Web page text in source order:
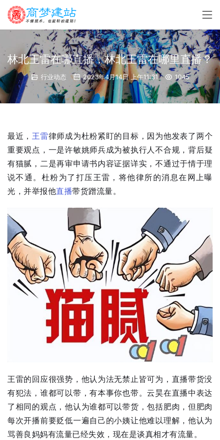
林北王雷在哪直播，林北王雷在哪里直播？
行业动态 2023年4月14日 上午11:31 1045
最近，王雷律师成为杜粉紧盯的目标，因为他发表了两个
重要观点，一是许敏姚师兵成为被执行人不合规，背后疑
有猫腻，二是再审申请书内容证据详实，不通过于情于理
说不通。杜粉为了打压王雷，将他律所的消息在网上曝
光，并举报他直播带货蹭流量。
王雷的回应很强势，他认为法无禁止皆可为，直播带货没
有犯法，谁都可以带，有本事你也带。云昊在直播中表达
了相同的观点，他认为谁都可以带货，包括肥肉，但肥肉
每次开播前要贬低一遍自己的小姨让他难以理解，他认为
骂善良妈妈有流量已经失效，现在是谈真相才有流量。